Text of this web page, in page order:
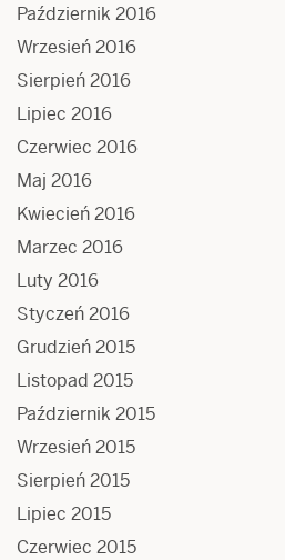
Październik 2016
Wrzesień 2016
Sierpień 2016
Lipiec 2016
Czerwiec 2016
Maj 2016
Kwiecień 2016
Marzec 2016
Luty 2016
Styczeń 2016
Grudzień 2015
Listopad 2015
Październik 2015
Wrzesień 2015
Sierpień 2015
Lipiec 2015
Czerwiec 2015